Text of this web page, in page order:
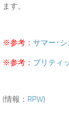
ます。
※参考： サマー･
※参考： ブリティ
(情報： RPW)